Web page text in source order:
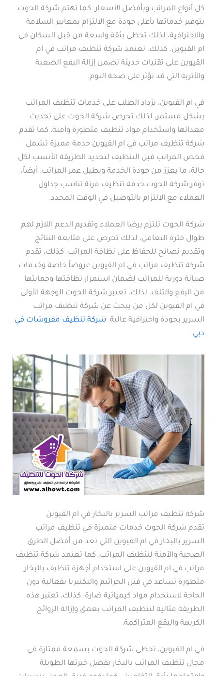
كل أنواع المراتب وبأفضل الأسعار. كما تهتم شركة الحوت
بتوفير خدماتها بأعلى جودة مع الالتزام بمعايير السلامة
والاحترافية، لذلك تحظى بثقة واسعة من قبل السكان في
ام القيوين. كذلك، تعتمد شركة تنظيف مراتب في ام
القيوين على تقنيات حديثة تضمن إزالة البقع الصعبة
والأتربة التي قد تؤثر على صحة النوم.
في ام القيوين، يزداد الطلب على خدمات تنظيف المراتب
بشكل مستمر، لذلك تحرص شركة الحوت على تحديث
معداتها واستخدام مواد تنظيف متطورة وآمنة. كما تقدم
شركة تنظيف مراتب في ام القيوين خدمة مميزة تشمل
فحص المراتب قبل التنظيف لتحديد الطريقة الأنسب لكل
حالة، ما يعزز من جودة الخدمة ويطيل عمر المراتب. أيضاً،
توفر شركة الحوت خدمة تنظيف مرنة تناسب جداول
العملاء مع الالتزام بالتوصيل في الوقت المحدد.
شركة الحوت تلتزم برضا العملاء وتقديم الدعم اللازم لهم
طوال فترة التعامل، لذلك تحرص على متابعة النتائج
وتقديم نصائح للحفاظ على نظافة المراتب. كذلك، تقدم
شركة تنظيف مراتب في ام القيوين عروضاً خاصة وخدمات
صيانة دورية للمراتب لضمان استمرار نظافتها وحمايتها
من البقع والتلف. لذلك، تعتبر شركة الحوت الوجهة الأولى
في ام القيوين لكل من يبحث عن شركة تنظيف مراتب
السرير بجودة واحترافية عالية. شركة تنظيف مفروشات في
دبي
شركة تنظيف مراتب السرير بالبخار في ام القيوين
تقدم شركة الحوت خدمات متميزة في تنظيف مراتب
السرير بالبخار في ام القيوين التي تعد من أفضل الطرق
الصحية والآمنة لتنظيف المراتب. كما تعتمد شركة تنظيف
مراتب في ام القيوين على استخدام أجهزة تنظيف بالبخار
متطورة تساعد في قتل الجراثيم والبكتيريا بفعالية دون
الحاجة لاستخدام مواد كيميائية ضارة. كذلك، تعتبر هذه
الطريقة مثالية لتنظيف المراتب بعمق وإزالة الروائح
الكريهة والبقع المتراكمة.
في ام القيوين، تحظى شركة الحوت بسمعة ممتازة في
مجال تنظيف المراتب بالبخار بفضل خبرتها الطويلة